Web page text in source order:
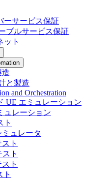
ーサービス保証
ブルサービス保証
ット
造
と製造
and Orchestration
UE エミュレーション
ュレーション
ト
ュレータ
ト
ト
ト
ト